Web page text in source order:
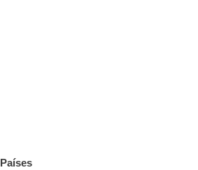
Países